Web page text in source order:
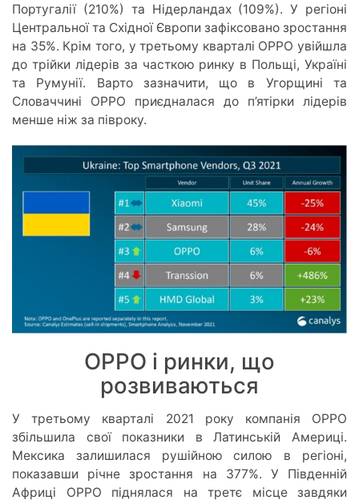
Португалії (210%) та Нідерландах (109%). У регіоні
Центральної та Східної Європи зафіксовано зростання
на 35%. Крім того, у третьому кварталі OPPO увійшла
до трійки лідерів за часткою ринку в Польщі, Україні
та Румунії. Варто зазначити, що в Угорщині та
Словаччині OPPO приєдналася до п’ятірки лідерів
менше ніж за півроку.
OPPO і ринки, що
розвиваються
У третьому кварталі 2021 року компанія ОРРО
збільшила свої показники в Латинській Америці.
Мексика залишилася рушійною силою в регіоні,
показавши річне зростання на 377%. У Південній
Африці ОРРО піднялася на третє місце завдяки